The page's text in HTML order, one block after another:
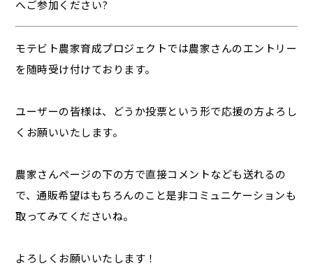
へご参加ください?
モテビト農家育成プロジェクトでは農家さんのエントリー
を随時受け付けております。
ユーザーの皆様は、どうか投票という形で応援の方よろし
くお願いいたします。
農家さんページの下の方で直接コメントなども送れるの
で、通販希望はもちろんのこと是非コミュニケーションも
取ってみてくださいね。
よろしくお願いいたします！